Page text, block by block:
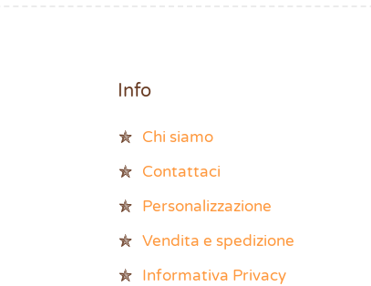
Info
Chi siamo
Contattaci
Personalizzazione
Vendita e spedizione
Informativa Privacy